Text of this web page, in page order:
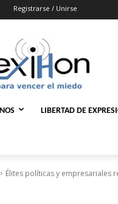
Registrarse / Unirse
LIBERTAD DE
Élites políticas y empresariales